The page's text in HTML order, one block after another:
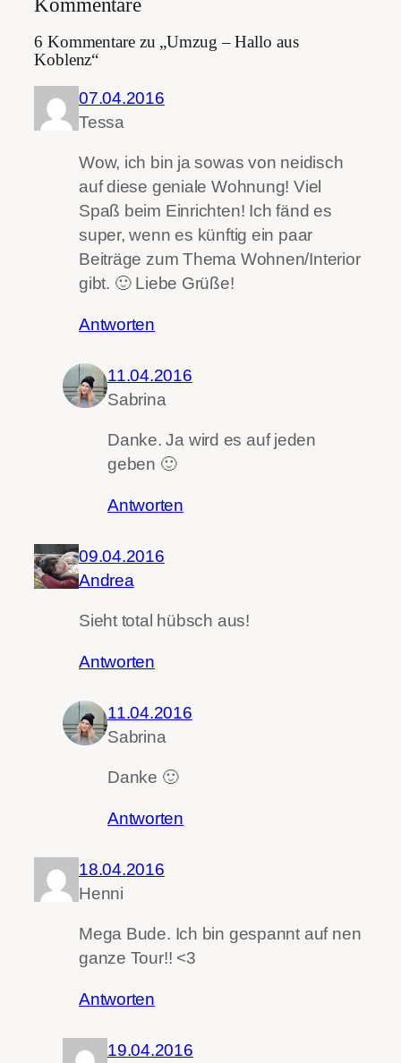
6 Kommentare zu „Umzug – Hallo aus
Koblenz“
07.04.2016
Tessa
Wow, ich bin ja sowas von neidisch
auf diese geniale Wohnung! Viel
Spaß beim Einrichten! Ich fänd es
super, wenn es künftig ein paar
Beiträge zum Thema Wohnen/Interior
gibt. 🙂 Liebe Grüße!
Antworten
11.04.2016
Sabrina
Danke. Ja wird es auf jeden
geben 🙂
Antworten
09.04.2016
Andrea
Sieht total hübsch aus!
Antworten
11.04.2016
Sabrina
Danke 🙂
Antworten
18.04.2016
Henni
Mega Bude. Ich bin gespannt auf nen
ganze Tour!! <3
Antworten
19.04.2016